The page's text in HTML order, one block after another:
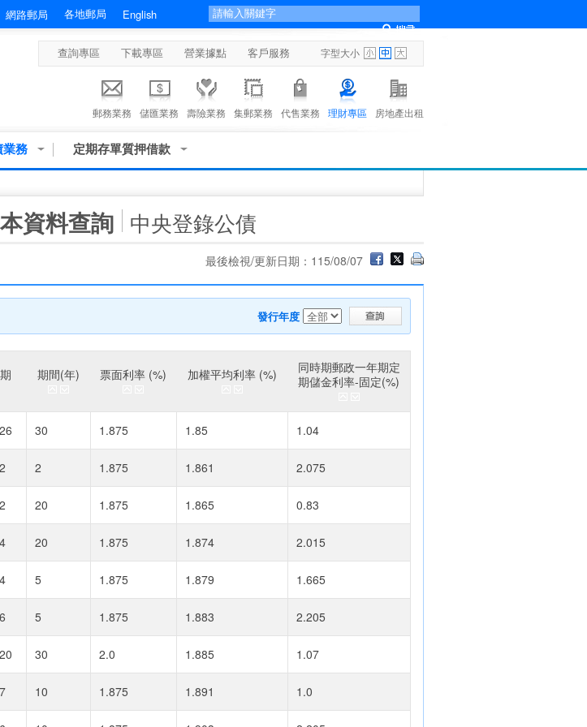
網路郵局 各地郵局 English
查詢專區 下載專區 營業據點 客戶服務 字型大小
郵務業務 儲匯業務 壽險業務 集郵業務 代售業務 理財專區 房地產出租
業務 定期存單質押借款
資料查詢 中央登錄公債
最後檢視/更新日期：115/08/07
發行年度
期間(年) 票面利率 (%) 加權平均利率 (%)
同時期郵政一年期定
期儲金利率-固定(%)
30 1.875 1.85 1.04
2 1.875 1.861 2.075
20 1.875 1.865 0.83
20 1.875 1.874 2.015
5 1.875 1.879 1.665
5 1.875 1.883 2.205
30 2.0 1.885 1.07
10 1.875 1.891 1.0